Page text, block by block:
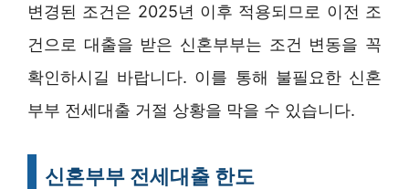
변경된 조건은 2025년 이후 적용되므로 이전 조
건으로 대출을 받은 신혼부부는 조건 변동을 꼭
확인하시길 바랍니다. 이를 통해 불필요한 신혼
부부 전세대출 거절 상황을 막을 수 있습니다.
신혼부부 전세대출 한도